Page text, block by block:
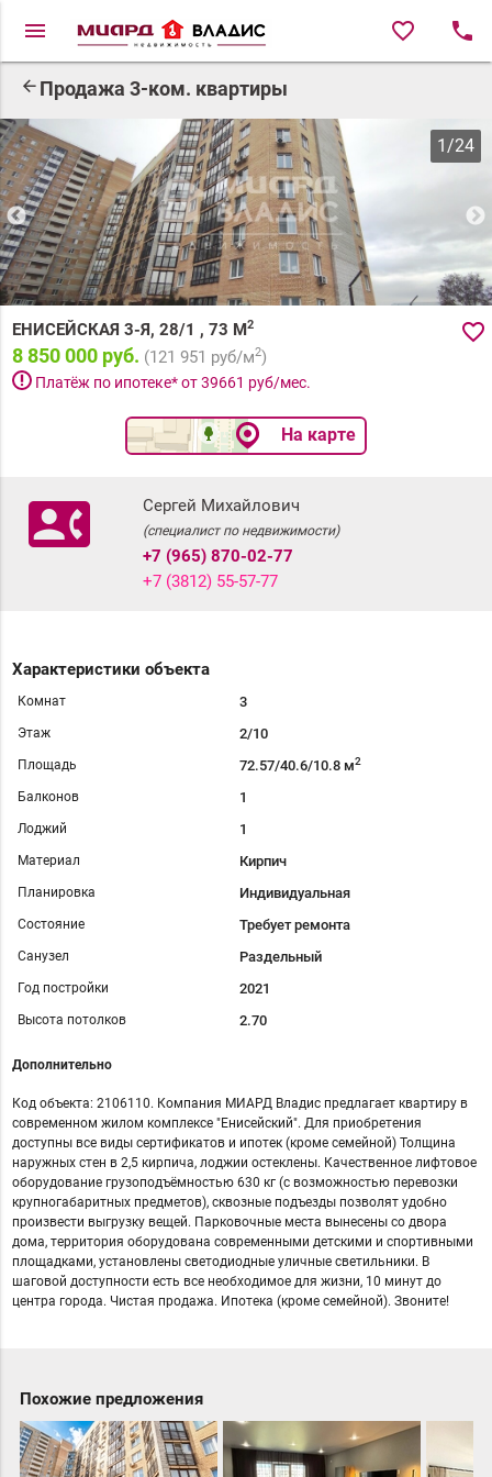
menu favorite_border local_phone
arrow_back Продажа 3-ком. квартиры
1/24
favorite_border
ЕНИСЕЙСКАЯ 3-Я, 28/1 , 73 М2
8 850 000 руб. (121 951 руб/м2)
priority_highПлатёж по ипотеке* от39661 руб/мес.
На карте
contact_phone Сергей Михайлович
(специалист по недвижимости)
+7 (965) 870-02-77
+7 (3812) 55-57-77
Характеристики объекта
Комнат 3
Этаж 2/10
Площадь 72.57/40.6/10.8 м2
Балконов 1
Лоджий 1
Материал Кирпич
Планировка Индивидуальная
Состояние Требует ремонта
Санузел Раздельный
Год постройки 2021
Высота потолков 2.70
Дополнительно
Код объекта: 2106110. Компания МИАРД Владис прeдлaгaет квартиру в
современном жилом комплексе "Енисeйcкий". Для приобретения
доступны все виды сертификатов и ипотек (кроме семейной) Толщина
наружных стен в 2,5 кирпича, лоджии остеклены. Качественное лифтовое
оборудование грузоподъёмностью 630 кг (с возможностью перевозки
крупногабаритных предметов), сквозные подъезды позволят удобно
произвести выгрузку вещей. Парковочные места вынесены со двора
дома, территория оборудована современными детскими и спортивными
площадками, установлены светодиодные уличные светильники. В
шаговой доступности есть все необходимое для жизни, 10 минут до
центра города. Чистая продажа. Ипотека (кроме семейной). Звоните!
Похожие предложения